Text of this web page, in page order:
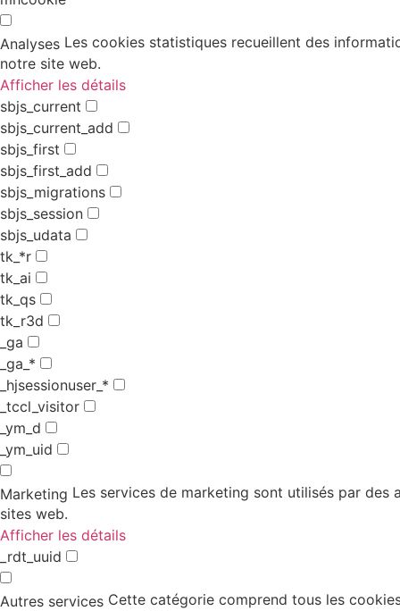
Analyses Les cookies statistiques recueillent des
notre site web.
Afficher les détails
sbjs_current
sbjs_current_add
sbjs_first
sbjs_first_add
sbjs_migrations
sbjs_session
sbjs_udata
tk_*r
tk_ai
tk_qs
tk_r3d
_ga
_ga_*
_hjsessionuser_*
_tccl_visitor
_ym_d
_ym_uid
Marketing Les services de marketing sont utilisés par
sites web.
Afficher les détails
_rdt_uuid
Autres services Cette catégorie comprend tous les